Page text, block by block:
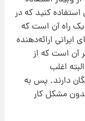
کنید که در
راه آن است که
ارائه‌دهنده
آن است که از
اغلب
دارند. پس به
مشکل کار